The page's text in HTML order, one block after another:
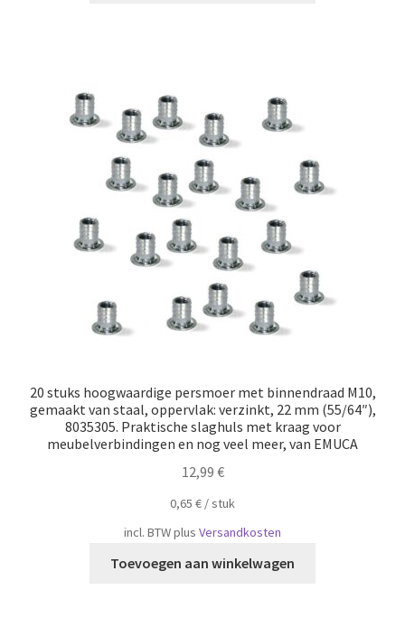
20 stuks hoogwaardige persmoer met binnendraad M10,
gemaakt van staal, oppervlak: verzinkt, 22 mm (55/64″),
8035305. Praktische slaghuls met kraag voor
meubelverbindingen en nog veel meer, van EMUCA
12,99 €
0,65 € /​​stuk
incl. BTWplus Versandkosten
Toevoegen aan winkelwagen